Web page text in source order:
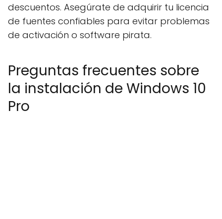
descuentos. Asegúrate de adquirir tu licencia
de fuentes confiables para evitar problemas
de activación o software pirata.
Preguntas frecuentes sobre
la instalación de Windows 10
Pro